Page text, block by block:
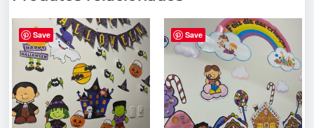
Save Save